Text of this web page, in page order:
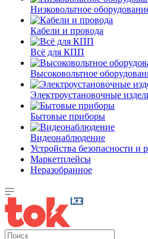
Низковольтное
Кабели и провода
Всё для КПП
Высоковольтное
Электроустановочные
Бытовые приборы
Видеонаблюдение
Устройства безопасности и
Маркетплейсы
Неразобранное